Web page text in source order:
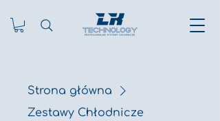
Strona główna
Zestawy Chłodnicze